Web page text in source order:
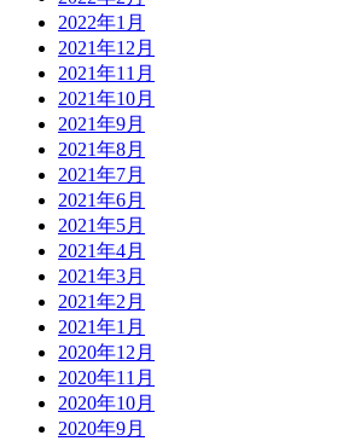
2022年1月
2021年12月
2021年11月
2021年10月
2021年9月
2021年8月
2021年7月
2021年6月
2021年5月
2021年4月
2021年3月
2021年2月
2021年1月
2020年12月
2020年11月
2020年10月
2020年9月